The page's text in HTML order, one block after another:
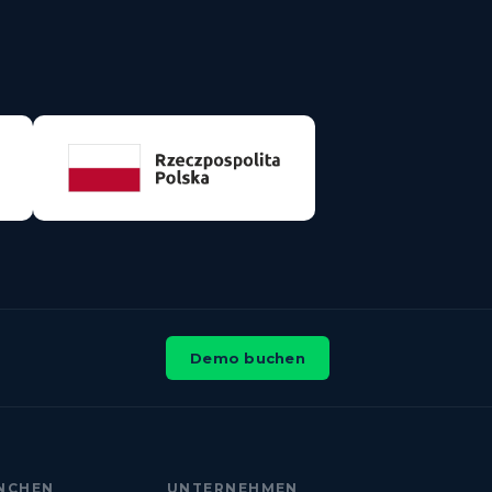
Demo buchen
UNTERNEHMEN